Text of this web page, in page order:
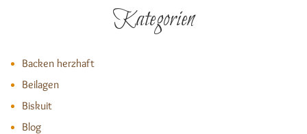
Kategorien
Backen herzhaft
Beilagen
Biskuit
Blog